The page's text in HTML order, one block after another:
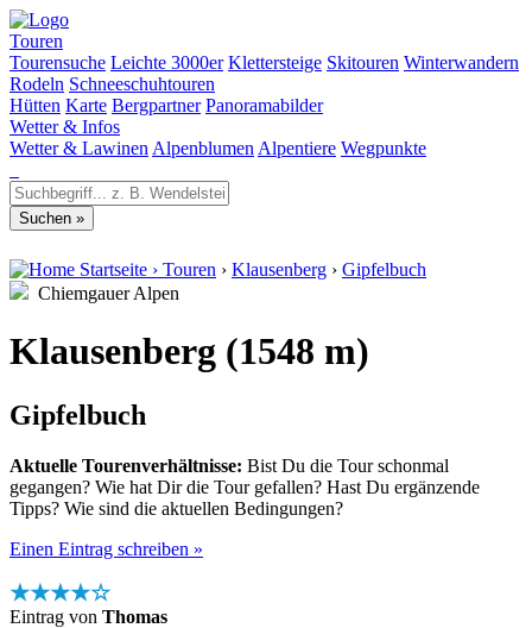
Touren
Tourensuche Leichte 3000er Klettersteige Skitouren Winterwandern
Rodeln Schneeschuhtouren
Hütten Karte Bergpartner Panoramabilder
Wetter & Infos
Wetter & Lawinen Alpenblumen Alpentiere Wegpunkte
Startseite › Touren › Klausenberg › Gipfelbuch
Chiemgauer Alpen
Klausenberg (1548 m)
Gipfelbuch
Aktuelle Tourenverhältnisse: Bist Du die Tour schonmal
gegangen? Wie hat Dir die Tour gefallen? Hast Du ergänzende
Tipps? Wie sind die aktuellen Bedingungen?
Einen Eintrag schreiben »
★★★★☆
Eintrag von Thomas